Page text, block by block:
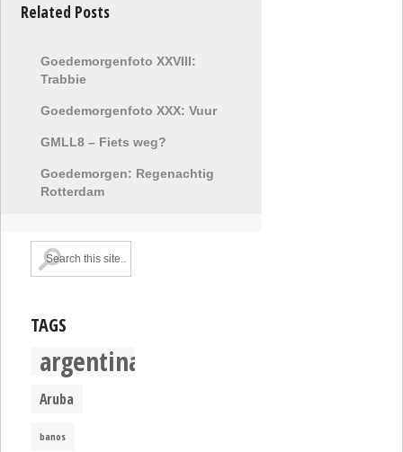
Related Posts
Goedemorgenfoto XXVIII:
Trabbie
Goedemorgenfoto XXX: Vuur
GMLL8 – Fiets weg?
Goedemorgen: Regenachtig
Rotterdam
TAGS
argentina
Aruba
banos